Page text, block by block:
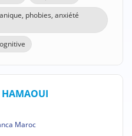
phobies, anxiété
Maroc